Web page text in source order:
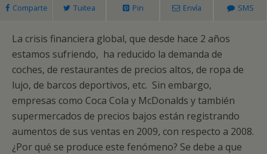
Comparte Tuitea Pin Envía SMS
La crisis financiera global, que desde hace 2 años
estamos sufriendo, ha reducido la demanda de
coches, de restaurantes de precios altos, de ropa de
lujo, de barcos deportivos, etc. Sin embargo,
empresas como Coca Cola y McDonalds y también
supermercados de precios bajos están registrando
aumentos de sus ventas en 2009, con respecto a 2008.
¿Por qué se produce este fenómeno? Se debe a que